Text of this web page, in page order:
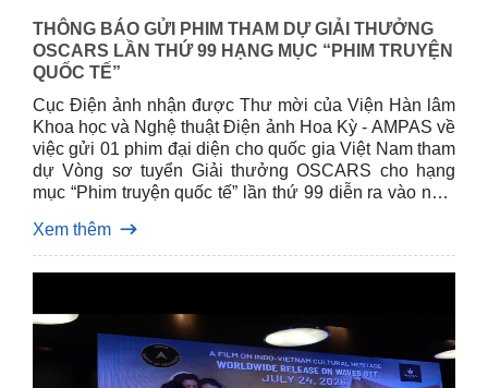
THÔNG BÁO GỬI PHIM THAM DỰ GIẢI THƯỞNG
OSCARS LẦN THỨ 99 HẠNG MỤC “PHIM TRUYỆN
QUỐC TẾ”
Cục Điện ảnh nhận đ­ược Thư mời của Viện Hàn lâm
Khoa học và Nghệ thuật Điện ảnh Hoa Kỳ - AMPAS về
việc gửi 01 phim đại diện cho quốc gia Việt Nam tham
dự Vòng sơ tuyển Giải thưởng OSCARS cho hạng
mục “Phim truyện quốc tế” lần thứ 99 diễn ra vào năm
Xem thêm